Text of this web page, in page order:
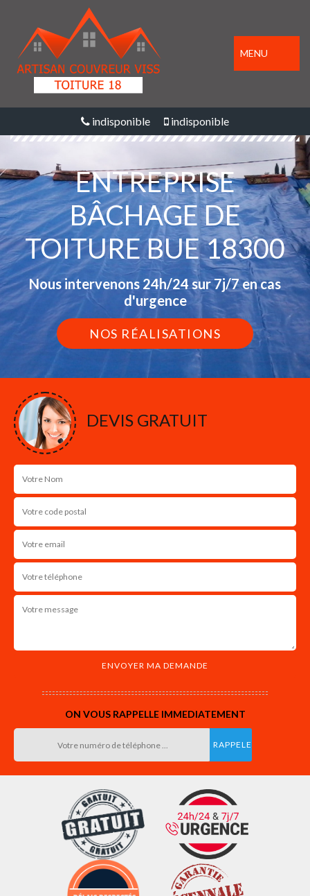
MENU
indisponible indisponible
ENTREPRISE
BÂCHAGE DE
TOITURE BUE 18300
Nous intervenons 24h/24 sur 7j/7 en cas
d'urgence
NOS RÉALISATIONS
DEVIS GRATUIT
ON VOUS RAPPELLE IMMEDIATEMENT